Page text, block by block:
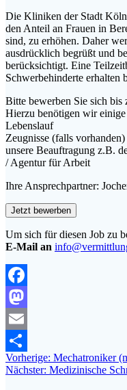
Die Kliniken der Stadt
den Anteil an Frauen in
sind, zu erhöhen. Daher
ausdrücklich begrüßt und
berücksichtigt. Eine
Schwerbehinderte erhalten
Bitte bewerben Sie sich bis
Hierzu benötigen wir
Lebenslauf
Zeugnisse (falls vorhanden)
unsere Beauftragung z.B.
/ Agentur für Arbeit
Ihre Ansprechpartner:
Um sich für diesen Job zu
E-Mail an
Facebook
Mastodon
Email
Teilen
Vorherige: Vorheriger
Beitrag:
Mechatroniker
Nächster: Nächster
Medizinische